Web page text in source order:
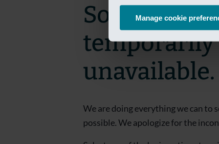
Manage cookie
Sorry! This
temporarily
unavailable.
We are doing everything we can to
possible. We apologize for the